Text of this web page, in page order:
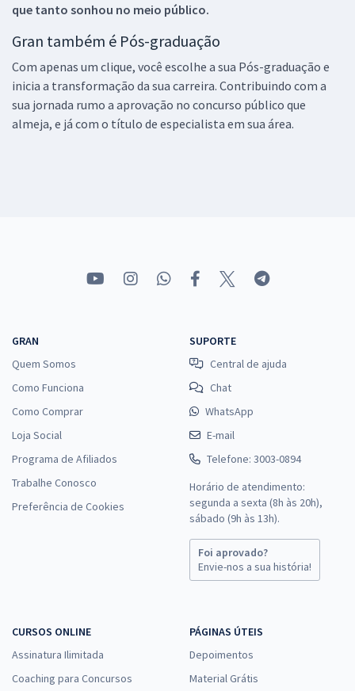
que tanto sonhou no meio público.
Gran também é Pós-graduação
Com apenas um clique, você escolhe a sua Pós-graduação e
inicia a transformação da sua carreira. Contribuindo com a
sua jornada rumo a aprovação no concurso público que
almeja, e já com o título de especialista em sua área.
GRAN
Quem Somos
Como Funciona
Como Comprar
Loja Social
Programa de Afiliados
Trabalhe Conosco
Preferência de Cookies
SUPORTE
Central de ajuda
Chat
WhatsApp
E-mail
Telefone: 3003-0894
Horário de atendimento:
segunda a sexta (8h às 20h),
sábado (9h às 13h).
Foi aprovado?
Envie-nos a sua história!
CURSOS ONLINE
Assinatura Ilimitada
Coaching para Concursos
PÁGINAS ÚTEIS
Depoimentos
Material Grátis